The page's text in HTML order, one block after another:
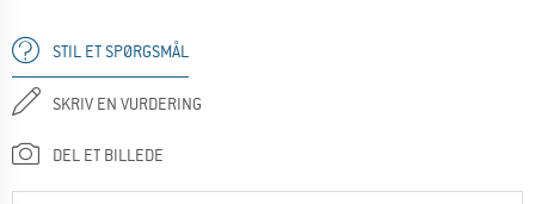
STIL ET SPØRGSMÅL
SKRIV EN VURDERING
DEL ET BILLEDE